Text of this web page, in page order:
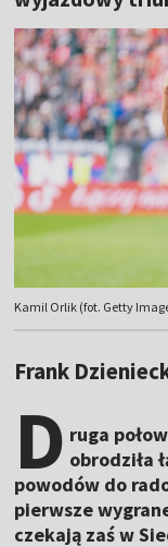
Kamil Orlik (fot. Getty
Frank
D ruga
obrodziła
powodów do
pierwsze
czekają zaś w